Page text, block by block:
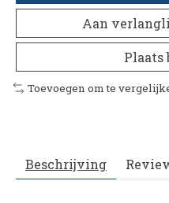
Aan
Plaats
Toevoegen om te
Beschrijving